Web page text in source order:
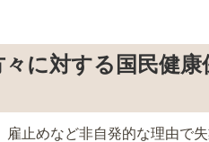
に対する国民健
止めなど非自発的な理由で